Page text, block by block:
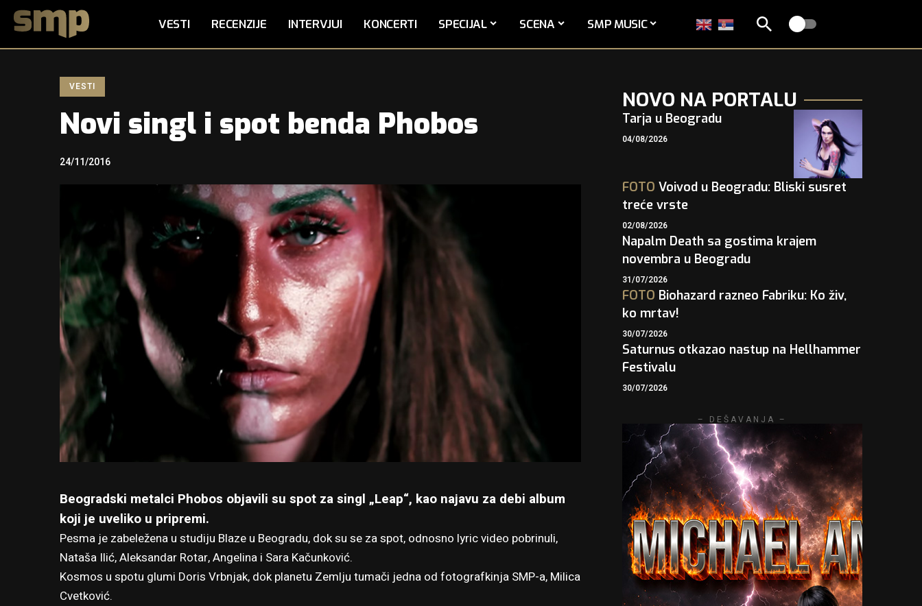
VESTI RECENZIJE INTERVJUI KONCERTI SPECIJAL SCENA SMP MUSIC
VESTI
Novi singl i spot benda Phobos
24/11/2016
Beogradski metalci Phobos objavili su spot za singl „Leap“, kao najavu za debi album
koji je uveliko u pripremi.
Pesma je zabeležena u studiju Blaze u Beogradu, dok su se za spot, odnosno lyric video pobrinuli,
Nataša Ilić, Aleksandar Rotar, Angelina i Sara Kačunković.
Kosmos u spotu glumi Doris Vrbnjak, dok planetu Zemlju tumači jedna od fotografkinja SMP-a, Milica
Cvetković.
NOVO NA PORTALU
Tarja u Beogradu
04/08/2026
FOTO Voivod u Beogradu: Bliski susret
treće vrste
02/08/2026
Napalm Death sa gostima krajem
novembra u Beogradu
31/07/2026
FOTO Biohazard razneo Fabriku: Ko živ,
ko mrtav!
30/07/2026
Saturnus otkazao nastup na Hellhammer
Festivalu
30/07/2026
– DEŠAVANJA –